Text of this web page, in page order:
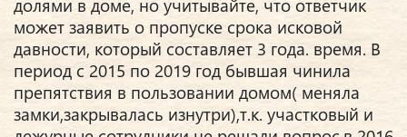
долями в доме, но учитывайте, что ответчик
может заявить о пропуске срока исковой
давности, который составляет 3 года. время. В
период с 2015 по 2019 год бывшая чинила
препятствия в пользовании домом( меняла
замки,закрывалась изнутри),т.к. участковый и